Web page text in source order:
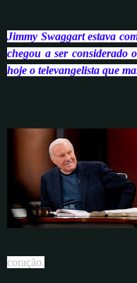
Jimmy Swaggartestava
chegou a ser considerado
hoje o televangelista que
coração.